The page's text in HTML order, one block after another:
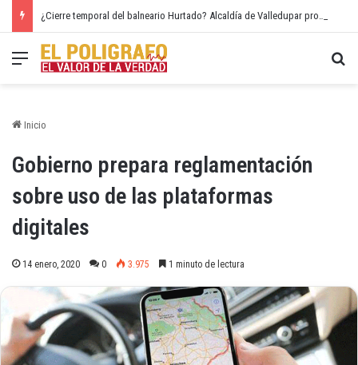
¿Cierre temporal del balneario Hurtado? Alcaldía de Valledupar propone recuperar el río Guatapurí
Menú
Inicio
Gobierno prepara reglamentación
sobre uso de las plataformas
digitales
14 enero, 2020 0 3.975 1 minuto de lectura